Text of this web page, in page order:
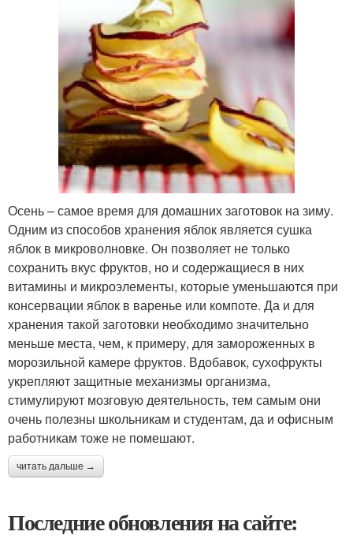
Осень – самое время для домашних заготовок на зиму.
Одним из способов хранения яблок является сушка
яблок в микроволновке. Он позволяет не только
сохранить вкус фруктов, но и содержащиеся в них
витамины и микроэлементы, которые уменьшаются при
консервации яблок в варенье или компоте. Да и для
хранения такой заготовки необходимо значительно
меньше места, чем, к примеру, для замороженных в
морозильной камере фруктов. Вдобавок, сухофрукты
укрепляют защитные механизмы организма,
стимулируют мозговую деятельность, тем самым они
очень полезны школьникам и студентам, да и офисным
работникам тоже не помешают.
читать дальше →
Последние обновления на сайте: